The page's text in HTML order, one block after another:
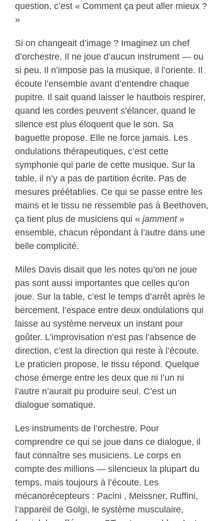
question, c’est « Comment ça peut aller mieux ?
»
Si on changeait d’image ? Imaginez un chef
d’orchestre. Il ne joue d’aucun instrument — ou
si peu. Il n’impose pas la musique, il l’oriente. Il
écoute l’ensemble avant d’entendre chaque
pupitre. Il sait quand laisser le hautbois respirer,
quand les cordes peuvent s’élancer, quand le
silence est plus éloquent que le son. Sa
baguette propose. Elle ne force jamais. Les
ondulations thérapeutiques, c’est cette
symphonie qui parle de cette musique. Sur la
table, il n’y a pas de partition écrite. Pas de
mesures préétablies. Ce qui se passe entre les
mains et le tissu ne ressemble pas à Beethoven,
ça tient plus de musiciens qui « jamment»
ensemble, chacun répondant à l’autre dans une
belle complicité.
Miles Davis disait que les notes qu’on ne joue
pas sont aussi importantes que celles qu’on
joue. Sur la table, c’est le temps d’arrêt après le
bercement, l’espace entre deux ondulations qui
laisse au système nerveux un instant pour
goûter. L’improvisation n’est pas l’absence de
direction, c’est la direction qui reste à l’écoute.
Le praticien propose, le tissu répond. Quelque
chose émerge entre les deux que ni l’un ni
l’autre n’aurait pu produire seul. C’est un
dialogue somatique.
Les instruments de l’orchestre. Pour
comprendre ce qui se joue dans ce dialogue, il
faut connaître ses musiciens. Le corps en
compte des millions — silencieux la plupart du
temps, mais toujours à l’écoute. Les
mécanorécepteurs : Pacini , Meissner, Ruffini,
l’appareil de Golgi, le système musculaire,